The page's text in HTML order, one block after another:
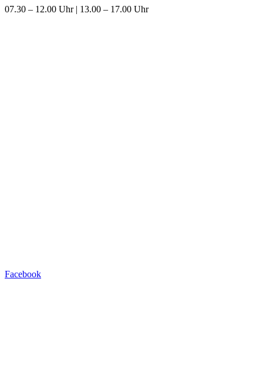
07.30 – 12.00 Uhr | 13.00 – 17.00 Uhr
Facebook